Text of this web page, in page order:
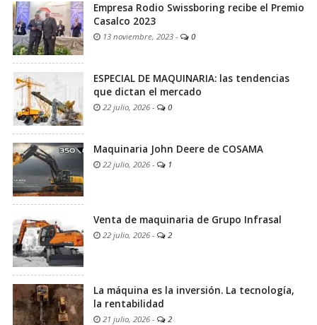
Empresa Rodio Swissboring recibe el Premio
Casalco 2023
13 noviembre, 2023 - 0
ESPECIAL DE MAQUINARIA: las tendencias
que dictan el mercado
22 julio, 2026 - 0
Maquinaria John Deere de COSAMA
22 julio, 2026 - 1
Venta de maquinaria de Grupo Infrasal
22 julio, 2026 - 2
La máquina es la inversión. La tecnología,
la rentabilidad
21 julio, 2026 - 2